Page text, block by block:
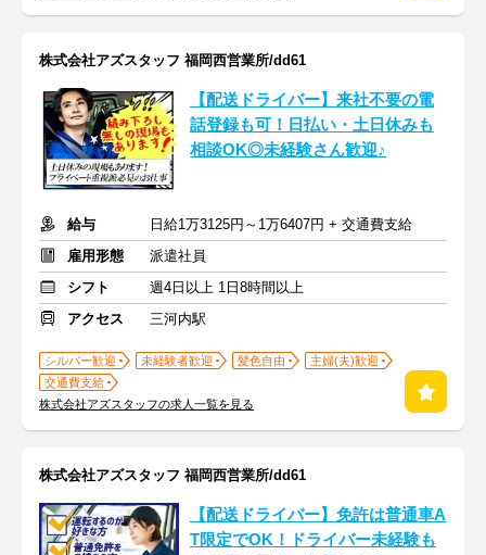
株式会社アズスタッフ 福岡西営業所/dd61
【配送ドライバー】来社不要の電
話登録も可！日払い・土日休みも
相談OK◎未経験さん歓迎♪
給与
日給1万3125円～1万6407円 + 交通費支給
雇用形態
派遣社員
シフト
週4日以上 1日8時間以上
アクセス
三河内駅
シルバー歓迎 未経験者歓迎 髪色自由
主婦(夫)歓迎
交通費支給
株式会社アズスタッフの求人一覧を見る
株式会社アズスタッフ 福岡西営業所/dd61
【配送ドライバー】免許は普通車A
T限定でOK！ドライバー未経験も